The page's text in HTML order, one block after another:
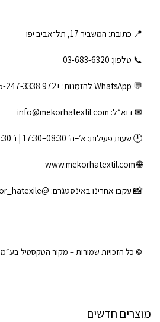
📍 כתובת: המשביר 17, תל־אביב יפו
📞 טלפון: ‎03-683-6320
💬 WhatsApp להזמנות: +972 55-247-3338
✉ דוא״ל: info@mekorhatextil.com
🕘 שעות פעילות: א׳–ה׳ 08:30–17:30 | ו׳ 08:30–12:00
🌐
www.mekorhatextil.com
📸 עקבו אחרינו באינסטגרם: @makor_hatexile
© כל הזכויות שמורות – מקור הטקסטיל בע״מ
מוצרים חדשים